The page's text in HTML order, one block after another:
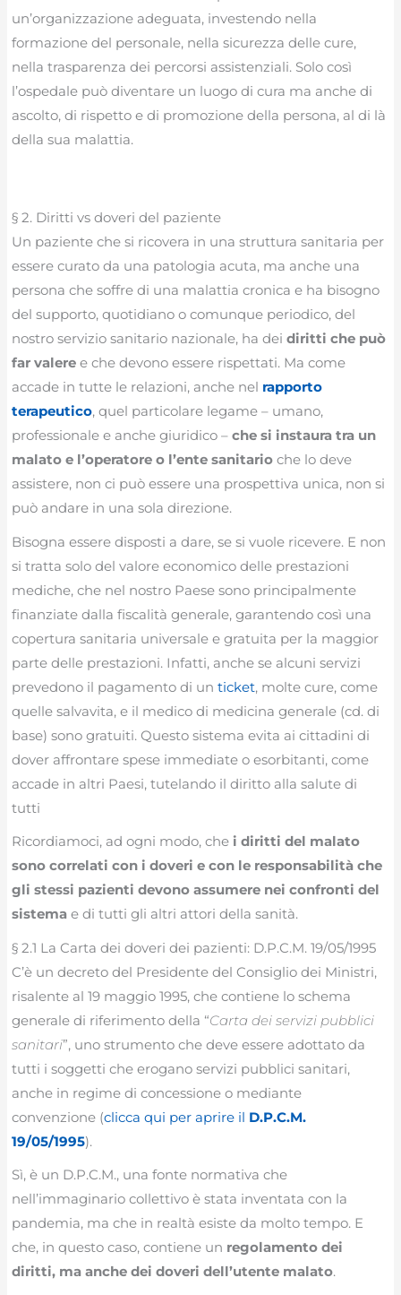
un’organizzazione adeguata, investendo nella
formazione del personale, nella sicurezza delle cure,
nella trasparenza dei percorsi assistenziali. Solo così
l’ospedale può diventare un luogo di cura ma anche di
ascolto, di rispetto e di promozione della persona, al di là
della sua malattia.
§ 2. Diritti vs doveri del paziente
Un paziente che si ricovera in una struttura sanitaria per
essere curato da una patologia acuta, ma anche una
persona che soffre di una malattia cronica e ha bisogno
del supporto, quotidiano o comunque periodico, del
nostro servizio sanitario nazionale, ha deidiritti che può
far valere e che devono essere rispettati. Ma come
accade in tutte le relazioni, anche nel rapporto
terapeutico, quel particolare legame – umano,
professionale e anche giuridico –che si instaura tra un
malato e l’operatore o l’ente sanitario che lo deve
assistere, non ci può essere una prospettiva unica, non si
può andare in una sola direzione.
Bisogna essere disposti a dare, se si vuole ricevere. E non
si tratta solo del valore economico delle prestazioni
mediche, che nel nostro Paese sono principalmente
finanziate dalla fiscalità generale, garantendo così una
copertura sanitaria universale e gratuita per la maggior
parte delle prestazioni. Infatti, anche se alcuni servizi
prevedono il pagamento di unticket, molte cure, come
quelle salvavita, e il medico di medicina generale (cd. di
base) sono gratuiti. Questo sistema evita ai cittadini di
dover affrontare spese immediate o esorbitanti, come
accade in altri Paesi, tutelando il diritto alla salute di
tutti
Ricordiamoci, ad ogni modo, che i diritti del malato
sono correlati con i doveri e con le responsabilità che
gli stessi pazienti devono assumere nei confronti del
sistema e di tutti gli altri attori della sanità.
§ 2.1 La Carta dei doveri dei pazienti: D.P.C.M. 19/05/1995
C’è un decreto del Presidente del Consiglio dei Ministri,
risalente al 19 maggio 1995, che contiene lo schema
generale di riferimento della “Carta dei servizi pubblici
sanitari”, uno strumento che deve essere adottato da
tutti i soggetti che erogano servizi pubblici sanitari,
anche in regime di concessione o mediante
convenzione (cliccaqui per aprire il D.P.C.M.
19/05/1995).
Sì, è un D.P.C.M., una fonte normativa che
nell’immaginario collettivo è stata inventata con la
pandemia, ma che in realtà esiste da molto tempo. E
che, in questo caso, contiene un regolamento dei
diritti, ma anche dei doveri dell’utente malato.